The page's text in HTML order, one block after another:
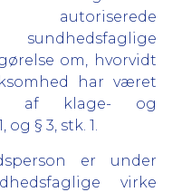
om, hvorvidt
har været
af klage- og
§ 3, stk. 1.
er under
virke